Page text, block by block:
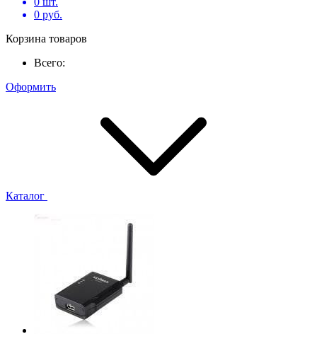
0 руб.
Корзина товаров
Всего:
Оформить
Каталог